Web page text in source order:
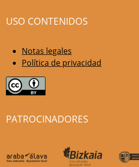
USO CONTENIDOS
Notas legales
Política de privacidad
PATROCINADORES